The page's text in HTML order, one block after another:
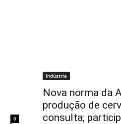
0
Indústria
Nova norma da
produção de
consulta;